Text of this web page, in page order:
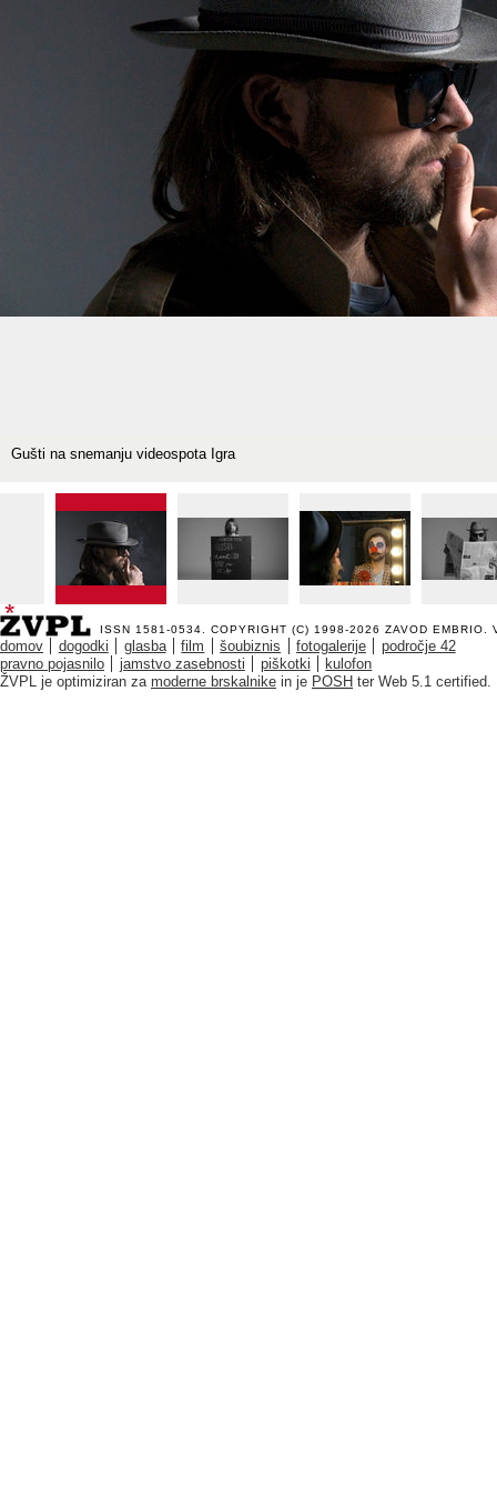
Gušti na snemanju videospota Igra
ISSN 1581-0534. COPYRIGHT (C) 1998-2026 ZAVOD EMBRIO .
domov dogodki glasba film šoubiznis fotogalerije
področje 42
pravno pojasnilo
jamstvo zasebnosti piškotki
kulofon
ŽVPL je optimiziran za moderne brskalnike in je POSH ter Web 5.1 certified.